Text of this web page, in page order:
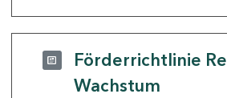
Förderrichtlinie
Wachstum